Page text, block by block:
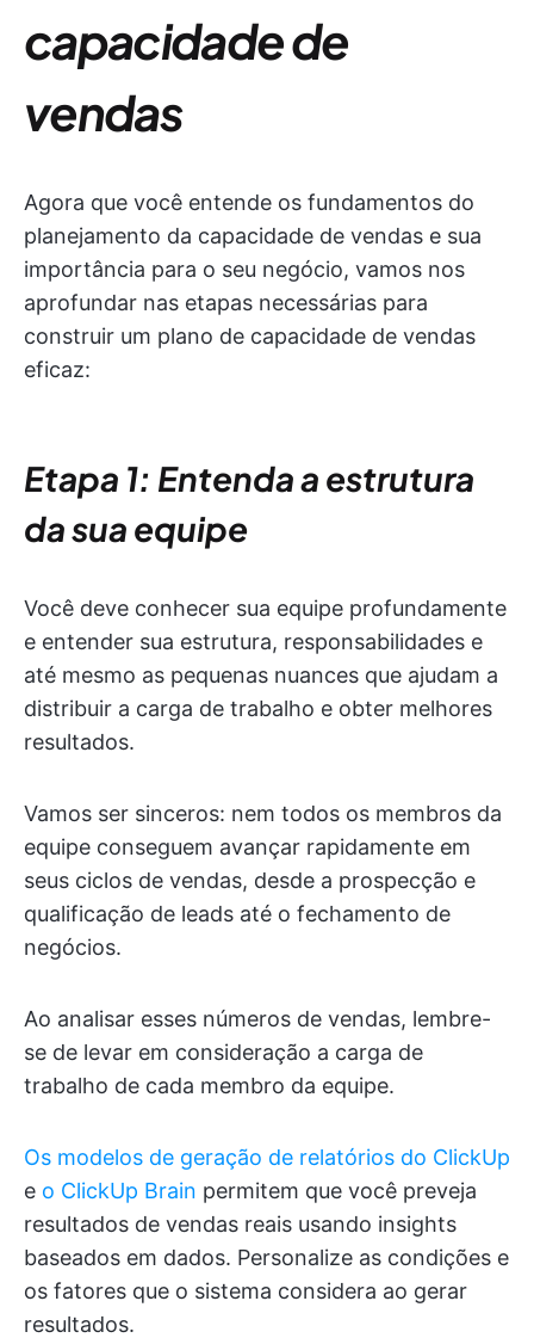
capacidade de
vendas
Agora que você entende os fundamentos do
planejamento da capacidade de vendas e sua
importância para o seu negócio, vamos nos
aprofundar nas etapas necessárias para
construir um plano de capacidade de vendas
eficaz:
Etapa 1: Entenda a estrutura
da sua equipe
Você deve conhecer sua equipe profundamente
e entender sua estrutura, responsabilidades e
até mesmo as pequenas nuances que ajudam a
distribuir a carga de trabalho e obter melhores
resultados.
Vamos ser sinceros: nem todos os membros da
equipe conseguem avançar rapidamente em
seus ciclos de vendas, desde a prospecção e
qualificação de leads até o fechamento de
negócios.
Ao analisar esses números de vendas, lembre-
se de levar em consideração a carga de
trabalho de cada membro da equipe.
Os modelos de geração de relatórios do ClickUp
e o ClickUp Brain permitem que você preveja
resultados de vendas reais usando insights
baseados em dados. Personalize as condições e
os fatores que o sistema considera ao gerar
resultados.